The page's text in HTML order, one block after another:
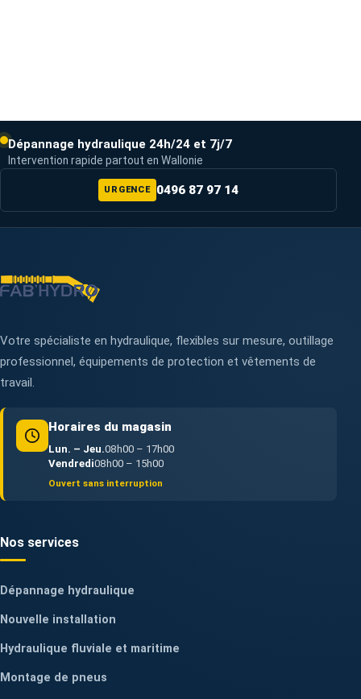
Dépannage hydraulique 24h/24 et 7j/7
Intervention rapide partout en Wallonie
URGENCE 0496 87 97 14
Votre spécialiste en hydraulique, flexibles sur mesure, outillage
professionnel, équipements de protection et vêtements de
travail.
Horaires du magasin
Lun. – Jeu.08h00 – 17h00
Vendredi08h00 – 15h00
Ouvert sans interruption
Nos services
Dépannage hydraulique
Nouvelle installation
Hydraulique fluviale et maritime
Montage de pneus